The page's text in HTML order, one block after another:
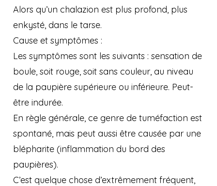
Alors qu’un chalazion est plus profond, plus
enkysté, dans le tarse.
Cause et symptômes :
Les symptômes sont les suivants : sensation de
boule, soit rouge, soit sans couleur, au niveau
de la paupière supérieure ou inférieure. Peut-
être indurée.
En règle générale, ce genre de tuméfaction est
spontané, mais peut aussi être causée par une
blépharite (inflammation du bord des
paupières).
C’est quelque chose d’extrêmement fréquent,